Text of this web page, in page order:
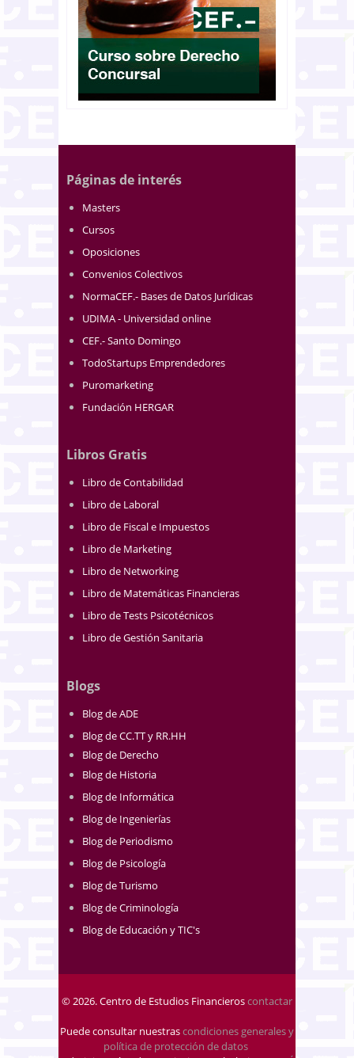
Páginas de interés
Masters
Cursos
Oposiciones
Convenios Colectivos
NormaCEF.- Bases de Datos Jurídicas
UDIMA - Universidad online
CEF.- Santo Domingo
TodoStartups Emprendedores
Puromarketing
Fundación HERGAR
Libros Gratis
Libro de Contabilidad
Libro de Laboral
Libro de Fiscal e Impuestos
Libro de Marketing
Libro de Networking
Libro de Matemáticas Financieras
Libro de Tests Psicotécnicos
Libro de Gestión Sanitaria
Blogs
Blog de ADE
Blog de CC.TT y RR.HH
Blog de Derecho
Blog de Historia
Blog de Informática
Blog de Ingenierías
Blog de Periodismo
Blog de Psicología
Blog de Turismo
Blog de Criminología
Blog de Educación y TIC's
© 2026. Centro de Estudios Financieroscontactar
Puede consultar nuestrascondiciones generales y
política de protección de datos